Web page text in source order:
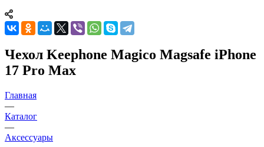
Чехол Keephone Magico Magsafe iPhone
17 Pro Max
Главная
—
Каталог
—
Аксессуары